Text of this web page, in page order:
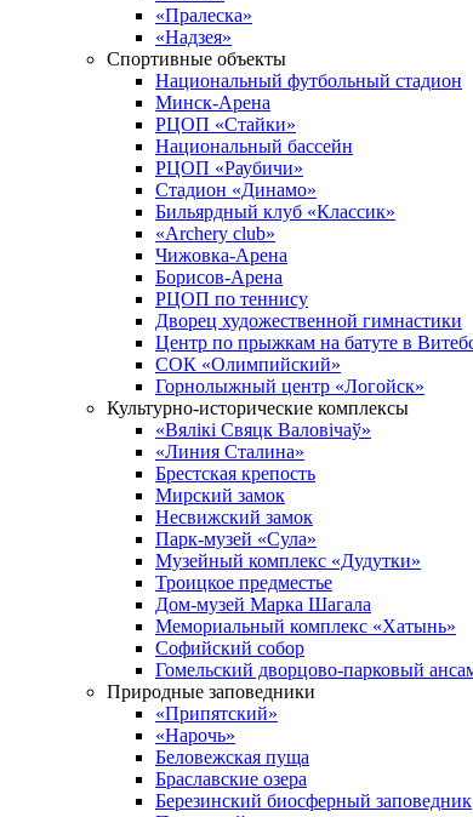
«Пралеска»
«Надзея»
Спортивные объекты
Национальный футбольный стадион
Минск-Арена
РЦОП «Стайки»
Национальный бассейн
РЦОП «Раубичи»
Стадион «Динамо»
Бильярдный клуб «Классик»
«Archery club»
Чижовка-Арена
Борисов-Арена
РЦОП по теннису
Дворец художественной гимнастики
Центр по прыжкам на батуте в
СОК «Олимпийский»
Горнолыжный центр «Логойск»
Культурно-исторические комплексы
«Вялікі Свяцк Валовічаў»
«Линия Сталина»
Брестская крепость
Мирский замок
Несвижский замок
Парк-музей «Сула»
Музейный комплекс «Дудутки»
Троицкое предместье
Дом-музей Марка Шагала
Мемориальный комплекс «Хатынь»
Софийский собор
Гомельский дворцово-парковый
Природные заповедники
«Припятский»
«Нарочь»
Беловежская пуща
Браславские озера
Березинский биосферный заповедник